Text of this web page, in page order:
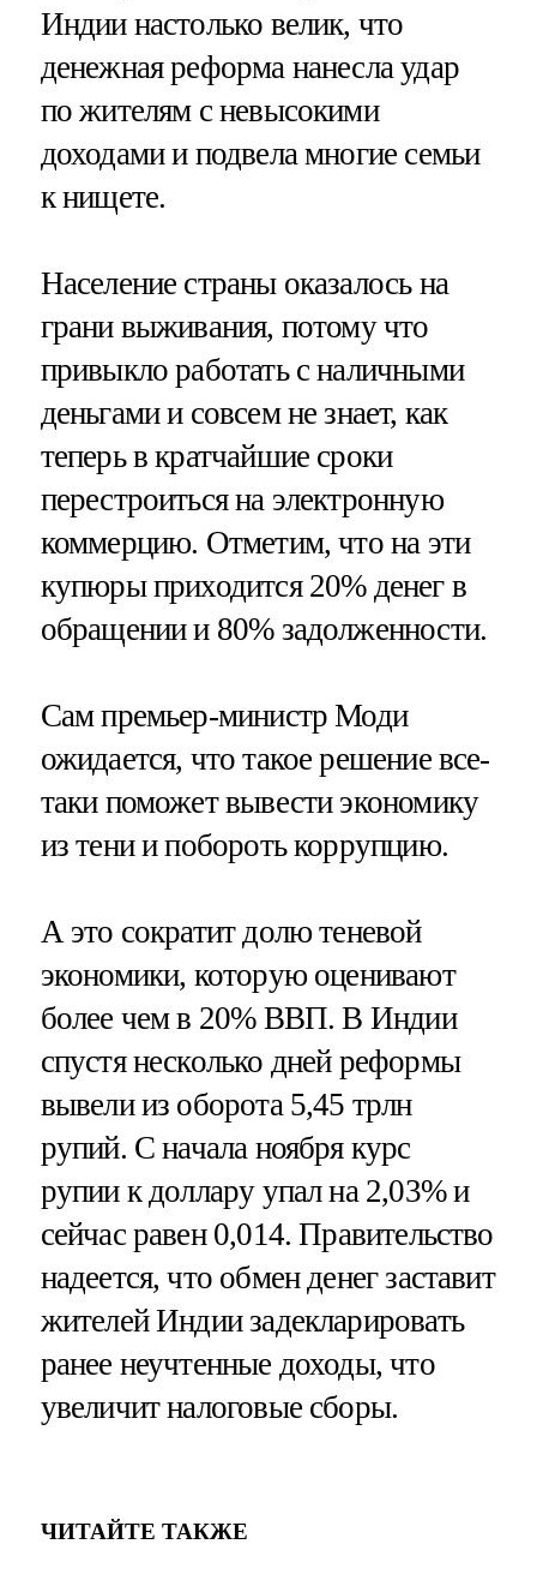
Индии настолько велик, что
денежная реформа нанесла удар
по жителям с невысокими
доходами и подвела многие семьи
к нищете.
Население страны оказалось на
грани выживания, потому что
привыкло работать с наличными
деньгами и совсем не знает, как
теперь в кратчайшие сроки
перестроиться на электронную
коммерцию. Отметим, что на эти
купюры приходится 20% денег в
обращении и 80% задолженности.
Сам премьер-министр Моди
ожидается, что такое решение все-
таки поможет вывести экономику
из тени и побороть коррупцию.
А это сократит долю теневой
экономики, которую оценивают
более чем в 20% ВВП. В Индии
спустя несколько дней реформы
вывели из оборота 5,45 трлн
рупий. С начала ноября курс
рупии к доллару упал на 2,03% и
сейчас равен 0,014. Правительство
надеется, что обмен денег заставит
жителей Индии задекларировать
ранее неучтенные доходы, что
увеличит налоговые сборы.
ЧИТАЙТЕ ТАКЖЕ